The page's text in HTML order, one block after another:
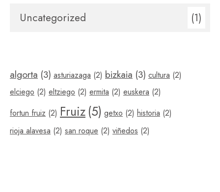
Uncategorized (1)
algorta (3) asturiazaga (2) bizkaia (3) cultura (2)
elciego (2) eltziego (2) ermita (2) euskera (2)
fortun fruiz (2) Fruiz(5) getxo (2) historia (2)
rioja alavesa (2) san roque (2) viñedos (2)